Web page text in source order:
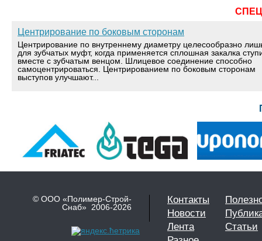
Центрирование по боковым сторонам
Центрирование по внутреннему диаметру целесообразно
для зубчатых муфт, когда применяется сплошная закалка
вместе с зубчатым венцом. Шлицевое соединение способно
самоцентрироваться. Центрированием по боковым сторонам
выступов улучшают...
© ООО «Полимер-Строй-
Снаб» 2006-2026
Контакты
Новости
Лента
Статьи